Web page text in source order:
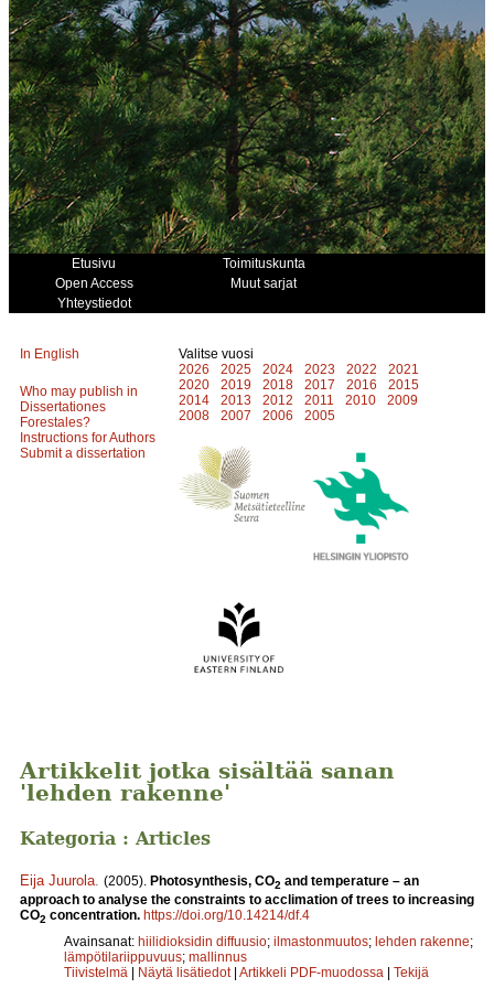
Etusivu
Toimituskunta
Open Access
Muut sarjat
Yhteystiedot
In English
Who may publish in
Dissertationes
Forestales?
Instructions for Authors
Submit a dissertation
Valitse vuosi
2026
2025 2024 2023 2022
2021
2020
2019 2018 2017 2016
2015
2014
2013 2012 2011 2010
2009
2008
2007 2006 2005
Artikkelit jotka sisältää sanan
'lehden rakenne'
Kategoria : Articles
Eija Juurola (2005). Photosynthesis, CO2 and temperature – an
approach to analyse the constraints to acclimation of trees to increasing
CO2 concentration. https://doi.org/10.14214/df.4
Avainsanat: hiilidioksidin diffuusio; ilmastonmuutos; lehden rakenne;
lämpötilariippuvuus; mallinnus
Tiivistelmä | Näytä lisätiedot | Artikkeli PDF-muodossa | Tekijä